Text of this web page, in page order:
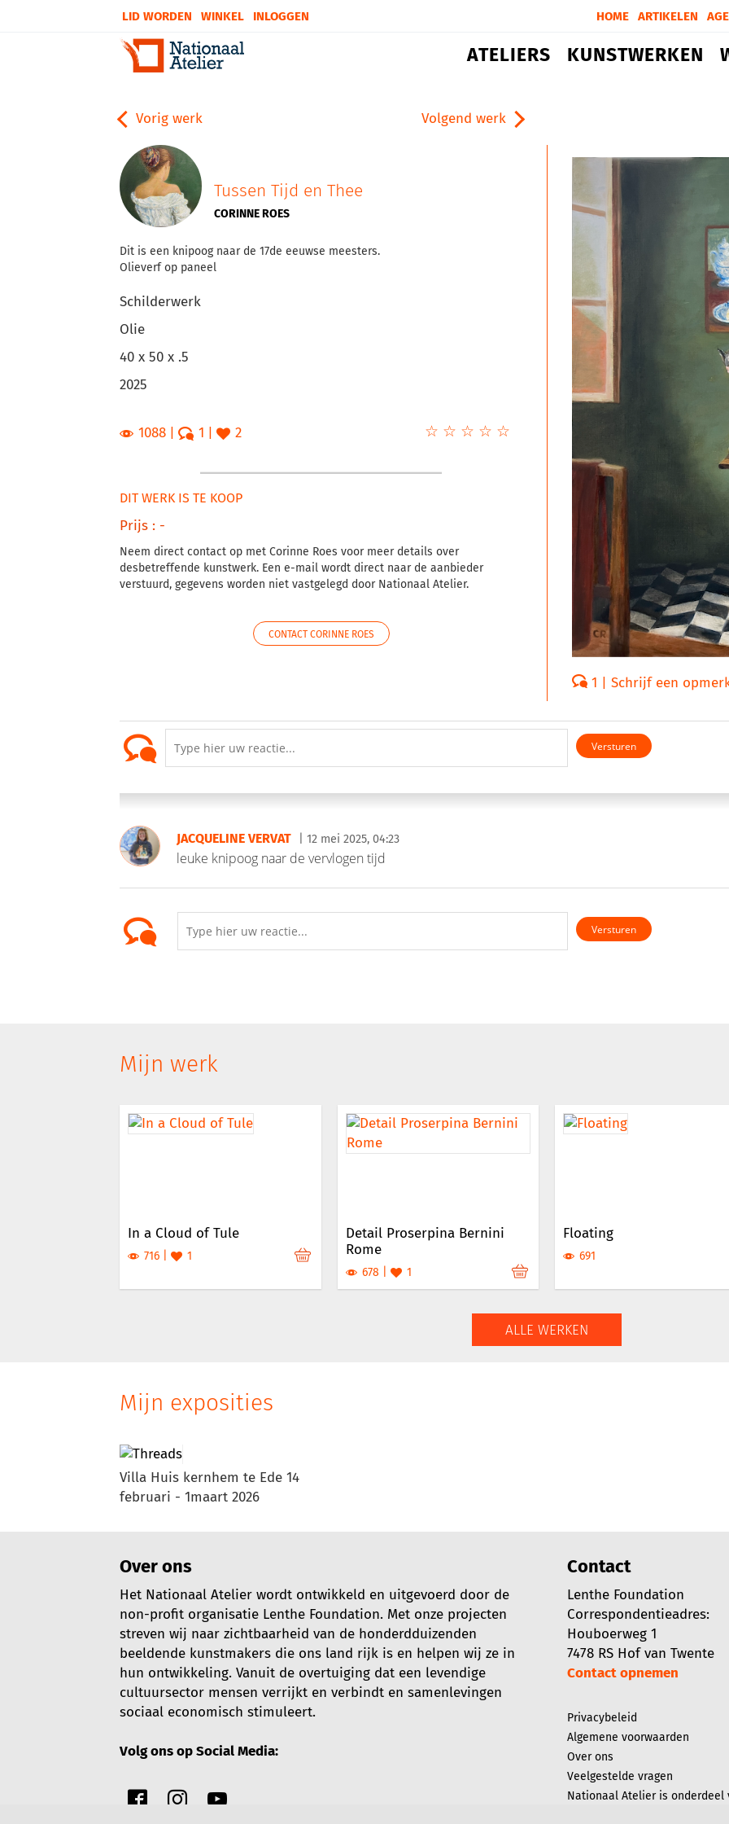
LID WORDEN WINKEL INLOGGEN HOME ARTIKELEN
ATELIERS KUNSTWERKEN
Volgend werk
Vorig werk
1 | Schrijf een
Tussen Tijd en Thee
CORINNE ROES
Dit is een knipoog naar de 17de eeuwse meesters.
Olieverf op paneel
Schilderwerk
Olie
40 x 50 x .5
2025
☆ ☆ ☆ ☆ ☆
★ ★ ★ ★ ★
1088 1 2
DIT WERK IS TE KOOP
Prijs : -
Neem direct contact op met Corinne Roes voor meer details over
desbetreffende kunstwerk. Een e-mail wordt direct naar de aanbieder
verstuurd, gegevens worden niet vastgelegd door Nationaal Atelier.
CONTACT CORINNE ROES
Versturen
JACQUELINE VERVAT | 12 mei 2025, 04:23
leuke knipoog naar de vervlogen tijd
Versturen
Mijn werk
In a Cloud of Tule
716 1
Detail Proserpina Bernini
Rome
678 1
Floating
691
ALLE WERKEN
Mijn exposities
Villa Huis kernhem te Ede 14
februari - 1maart 2026
Over ons
Het Nationaal Atelier wordt ontwikkeld en uitgevoerd door de
non-profit organisatie Lenthe Foundation. Met onze projecten
streven wij naar zichtbaarheid van de honderdduizenden
beeldende kunstmakers die ons land rijk is en helpen wij ze in
hun ontwikkeling. Vanuit de overtuiging dat een levendige
cultuursector mensen verrijkt en verbindt en samenlevingen
sociaal economisch stimuleert.
Volg ons op Social Media:
Contact
Lenthe Foundation
Correspondentieadres:
Houboerweg 1
7478 RS Hof van Twente
Contact opnemen
Privacybeleid
Algemene voorwaarden
Over ons
Veelgestelde vragen
Nationaal Atelier is onderdeel